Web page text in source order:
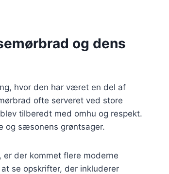
og dens
hvor den har været en del af
ofte serveret ved store
tilberedt med omhu og respekt.
og sæsonens grøntsager.
der kommet flere moderne
se opskrifter, der inkluderer